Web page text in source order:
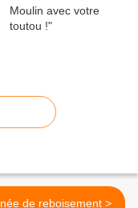
Journée de reboisement >